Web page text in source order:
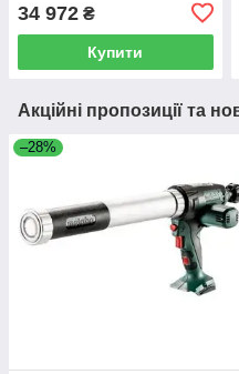
(619002500)
34 972 ₴
Купити
Акційні пропозиції та
–28%